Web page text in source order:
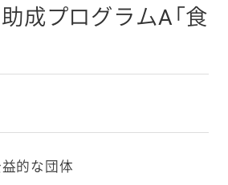
成プログラムA「食
的な団体